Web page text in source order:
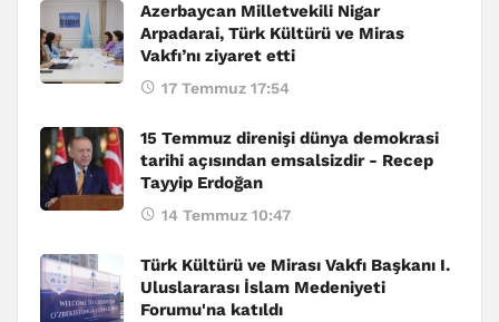
Azerbaycan Milletvekili Nigar
Arpadarai, Türk Kültürü ve Miras
Vakfı’nı ziyaret etti
17 Temmuz 17:54
15 Temmuz direnişi dünya demokrasi
tarihi açısından emsalsizdir - Recep
Tayyip Erdoğan
14 Temmuz 10:47
Türk Kültürü ve Mirası Vakfı Başkanı I.
Uluslararası İslam Medeniyeti
Forumu'na katıldı